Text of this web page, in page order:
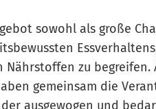
sowohl als große
Nährstoffen zu begreifen.
gemeinsam die
ausgewogen und